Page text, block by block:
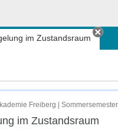
im Zustandsraum
Freiberg | Sommersemester
im Zustandsraum